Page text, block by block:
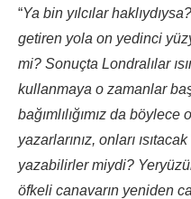
“Ya bin yılcılar
getiren yola on yedinci
mi? Sonuçta Londralılar
kullanmaya o zamanlar
bağımlılığımız da
yazarlarınız, onları
yazabilirler miydi?
öfkeli canavarın yeniden